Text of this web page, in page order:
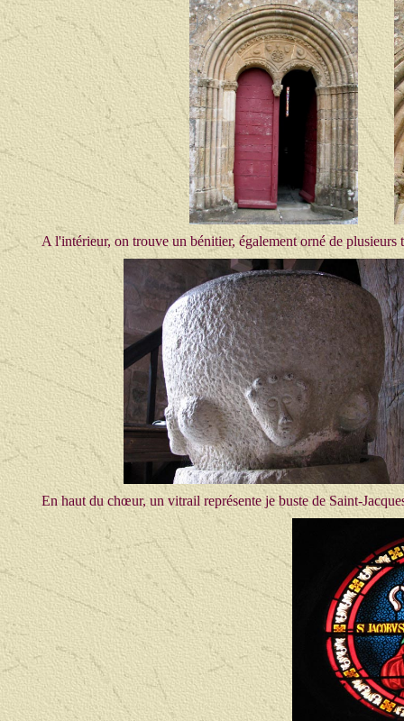
A l'intérieur, on trouve un bénitier, également orné de plusieurs
En haut du chœur, un vitrail représente je buste de Saint-